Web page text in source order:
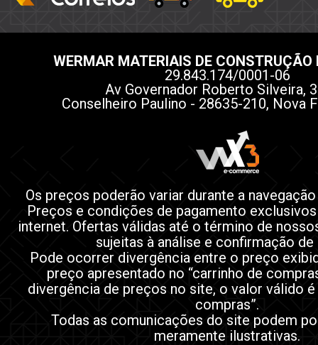
WERMAR MATERIAIS DE CONSTRUÇÃO
29.843.174/0001-06
Av Governador Roberto Silveira,
Conselheiro Paulino - 28635-210, Nova
Os preços poderão variar durante a
Preços e condições de pagamento
internet. Ofertas válidas até o término de
sujeitas à análise e confirmação de
Pode ocorrer divergência entre o preço
preço apresentado no “carrinho de
divergência de preços no site, o valor válido é
compras”.
Todas as comunicações do site podem
meramente ilustrativas.